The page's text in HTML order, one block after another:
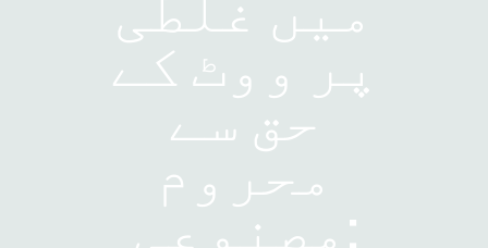
پر ووٹ کے
حق سے
محروم
:مصنوعی